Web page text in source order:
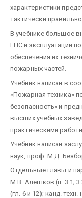
характеристики
тактически
В учебнике большое
ГПС и эксплуатации
обеспечения их
пожарных частей.
Учебник написан в
«Пожарная техника»
безопасность» и
высших учебных
практическими
Учебник написан
наук, проф. М.Д.
Отдельные главы и
М.В. Алешков (п. 3.1;
(гл. 6 и 12); канд.